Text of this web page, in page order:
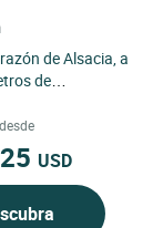
de Alsacia, a
de
bienvenida...
desde
USD